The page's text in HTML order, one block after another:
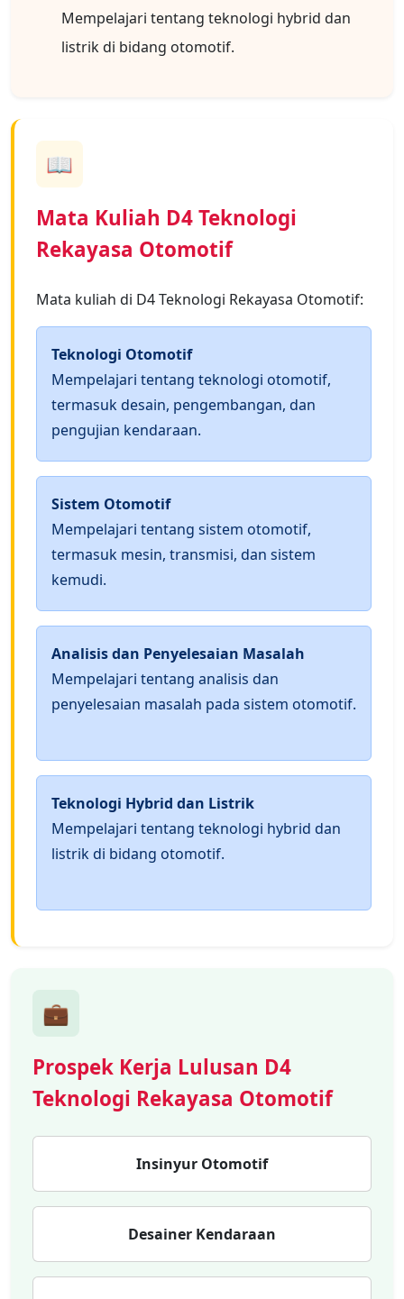
Mempelajari tentang teknologi hybrid dan
listrik di bidang otomotif.
📖
Mata Kuliah D4 Teknologi
Rekayasa Otomotif
Mata kuliah di D4 Teknologi Rekayasa Otomotif:
Teknologi Otomotif
Mempelajari tentang teknologi otomotif,
termasuk desain, pengembangan, dan
pengujian kendaraan.
Sistem Otomotif
Mempelajari tentang sistem otomotif,
termasuk mesin, transmisi, dan sistem
kemudi.
Analisis dan Penyelesaian Masalah
Mempelajari tentang analisis dan
penyelesaian masalah pada sistem otomotif.
Teknologi Hybrid dan Listrik
Mempelajari tentang teknologi hybrid dan
listrik di bidang otomotif.
💼
Prospek Kerja Lulusan D4
Teknologi Rekayasa Otomotif
Insinyur Otomotif
Desainer Kendaraan